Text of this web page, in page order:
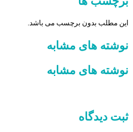
این مطلب بدون برچسب می باشد.
نوشته های مشابه
نوشته های مشابه
ثبت دیدگاه